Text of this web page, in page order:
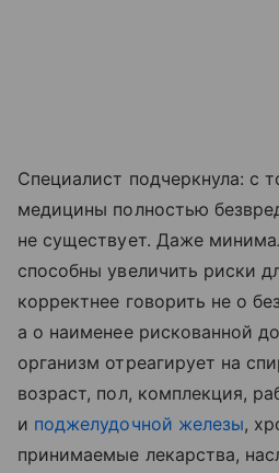
Специалист подчеркнула: с
медицины полностью
не существует. Даже
способны увеличить риски
корректнее говорить не о
а о наименее рискованной
организм отреагирует на
возраст, пол, комплекция,
и поджелудочной железы,
принимаемые лекарства,